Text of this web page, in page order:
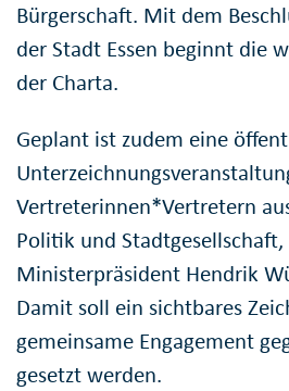
Bürgerschaft. Mit dem
der Stadt Essen beginnt die
der Charta.
Geplant ist zudem eine
Vertreterinnen*Vertretern
Politik und Stadtgesellschaft,
Ministerpräsident Hendrik
Damit soll ein sichtbares
gemeinsame Engagement
gesetzt werden.